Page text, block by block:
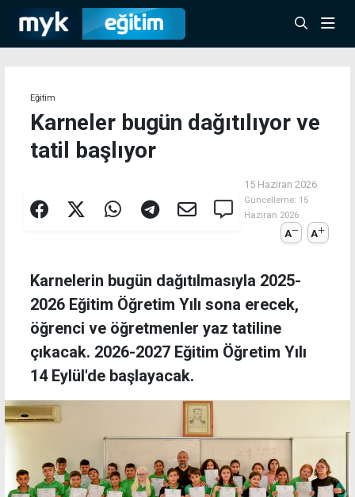
Eğitim
Karneler bugün dağıtılıyor ve
tatil başlıyor
15 Haziran 2026
Güncelleme: 15
Haziran 2026
A A
Karnelerin bugün dağıtılmasıyla 2025-
2026 Eğitim Öğretim Yılı sona erecek,
öğrenci ve öğretmenler yaz tatiline
çıkacak. 2026-2027 Eğitim Öğretim Yılı
14 Eylül'de başlayacak.